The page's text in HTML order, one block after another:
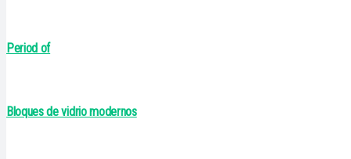
Period of
Bloques de vidrio modernos